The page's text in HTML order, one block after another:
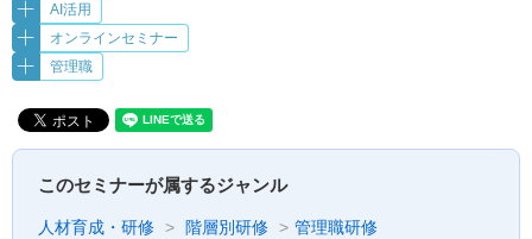
AI活用
オンラインセミナー
管理職
このセミナーが属するジャンル
人材育成・研修 階層別研修
管理職研修